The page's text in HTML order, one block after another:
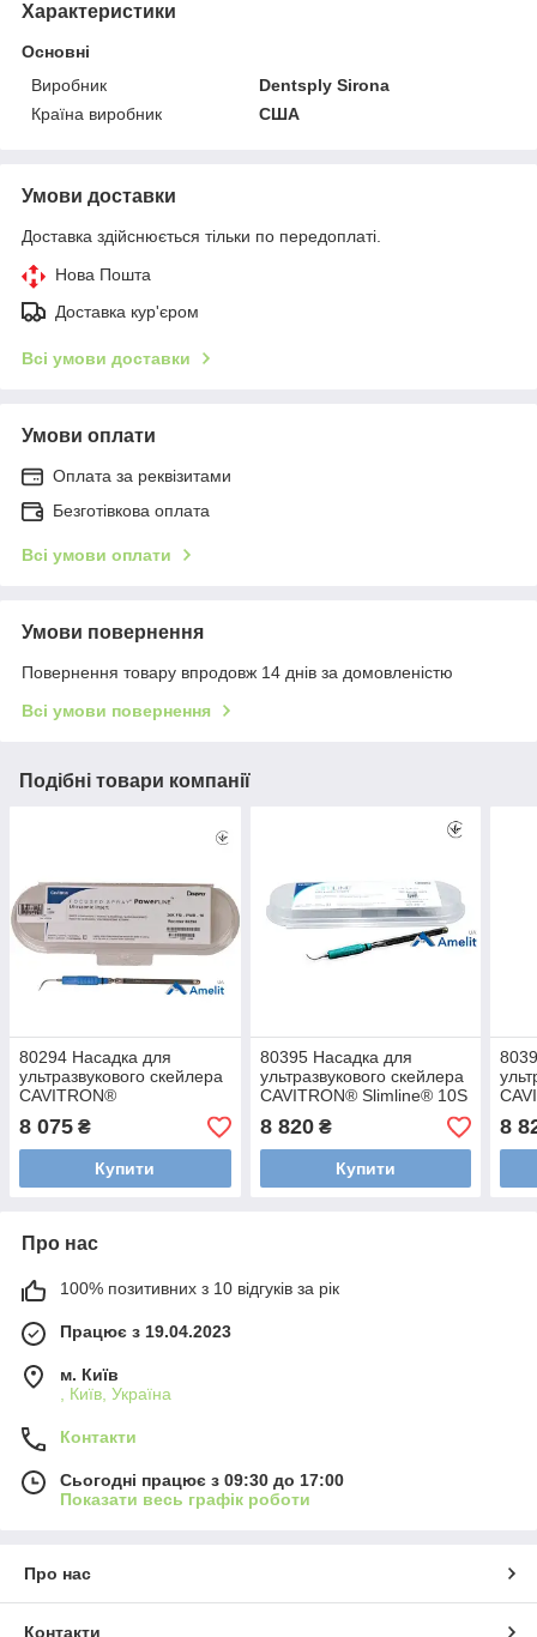
Характеристики
Основні
Виробник
Dentsply Sirona
Країна виробник
США
Умови доставки
Доставка здійснюється тільки по передоплаті.
Нова Пошта
Доставка кур'єром
Всі умови доставки
Умови оплати
Оплата за реквізитами
Безготівкова оплата
Всі умови оплати
Умови повернення
Повернення товару впродовж 14 днів за домовленістю
Всі умови повернення
Подібні товари компанії
80294 Насадка для
ультразвукового скейлера
CAVITRON®
30К PowerLINE®10, (Dentsply
Sirona), 1 шт.
8 075 ₴
Купити
80395 Насадка для
ультразвукового скейлера
CAVITRON® Slimline® 10S
(Dentsply Sirona), 1 шт.
8 820₴
Купити
8
Про нас
100% позитивних з 10 відгуків за рік
Працює з 19.04.2023
м. Київ
, Київ, Україна
Контакти
Сьогодні працює з 09:30 до 17:00
Показати весь графік роботи
Про нас
Контакти